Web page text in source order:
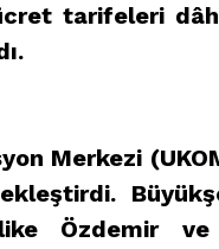
tarifeleri
Merkezi
Özdemir ve